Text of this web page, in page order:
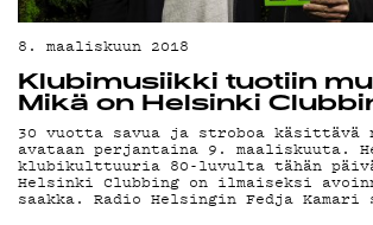
ON-
8. maaliskuun 2018
Klubimusiikki tuotiin
Mikä on Helsinki
30 vuotta savua ja stroboa käsittävä
avataan perjantaina 9. maaliskuuta.
klubikulttuuria 80-luvulta tähän
Helsinki Clubbing on ilmaiseksi
saakka. Radio Helsingin Fedja Kamari